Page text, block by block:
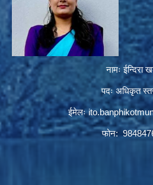
नामः ईन्दिरा
पदः अधिकृत
ईमेलः
फोन: